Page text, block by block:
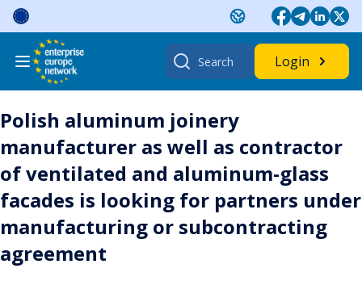
Skip
content
Search
for:
Login
Polish aluminum joinery
manufacturer as well as contractor
of ventilated and aluminum-glass
facades is looking for partners under
manufacturing or subcontracting
agreement